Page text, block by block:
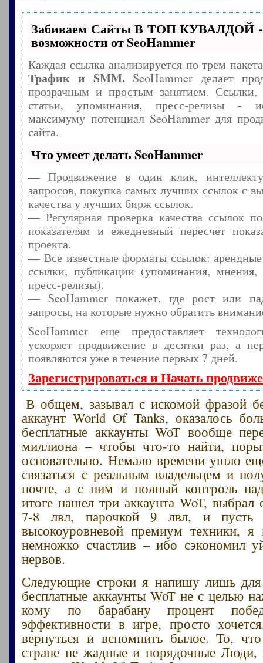
Забиваем Сайты В ТОП КУВАЛДОЙ -
возможности от SeoHammer
Каждая ссылка анализируется по трем
Трафик и SMM.SeoHammer делает
прозрачным и простым занятием. Ссылки,
статьи, упоминания, пресс-релизы -
максимуму потенциал SeoHammer для
сайта.
Что умеет делать SeoHammer
— Продвижение в один клик,
запросов, покупка самых лучших ссылок с
качества у лучших бирж ссылок.
— Регулярная проверка качества ссылок
показателям и ежедневный пересчет
проекта.
— Все известные форматы ссылок:
ссылки, публикации (упоминания, мнения,
пресс-релизы).
— SeoHammer покажет, где рост или
запросы, на которые нужно обратить
SeoHammer еще предоставляет
ускоряет продвижение в десятки раз, а
появляются уже в течение первых 7 дней.
Зарегистрироваться и Начать
В общем, зазывал с искомой фразой
аккаунт World Of Tanks, оказалось
бесплатные аккаунты WoT вообще
миллиона – чтобы что-то найти,
основательно. Немало времени ушло
связаться с реальным владельцем и
почте, а с ним и полный контроль
итоге нашел три аккаунта WoT, выбрал
7-8 лвл, парочкой 9 лвл, и
высокоуровневой премиум техники,
немножко счастлив – ибо сэкономил
нервов.
Следующие строки я напишу лишь
бесплатные аккаунты WoT не с целью
кому по барабану процент
эффективности в игре, просто
вернуться и вспомнить былое. То,
стране не жадные и порядочные Люди,